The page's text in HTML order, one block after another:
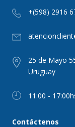
+(598) 2916
25 de Mayo
Uruguay
11:00 -
Contáctenos